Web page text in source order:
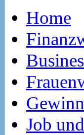
Home
Job